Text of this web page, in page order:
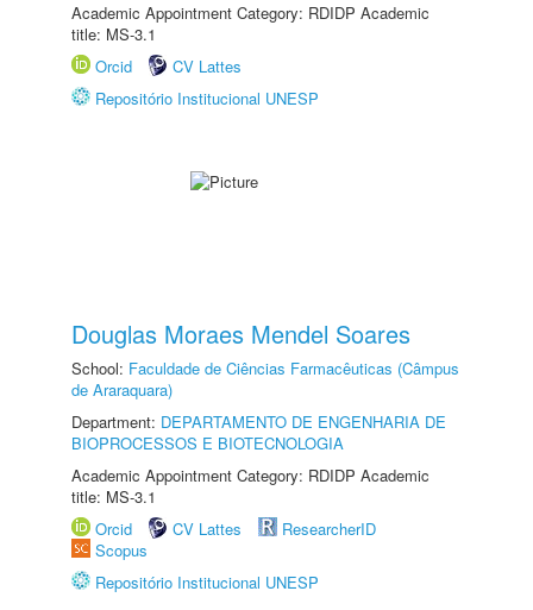
Academic Appointment Category: RDIDP Academic
title: MS-3.1
Orcid
CV Lattes
Repositório Institucional UNESP
Douglas Moraes Mendel Soares
School: Faculdade de Ciências Farmacêuticas (Câmpus
de Araraquara)
Department: DEPARTAMENTO DE ENGENHARIA DE
BIOPROCESSOS E BIOTECNOLOGIA
Academic Appointment Category: RDIDP Academic
title: MS-3.1
Orcid
CV Lattes
ResearcherID
Scopus
Repositório Institucional UNESP